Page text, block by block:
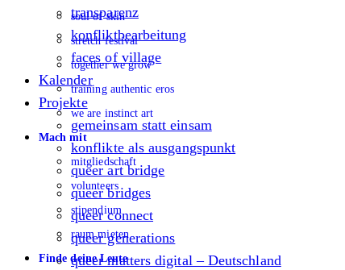
soul of skin
stretch festival
together we grow
training authentic eros
we are instinct art
Mach mit
mitgliedschaft
volunteers
stipendium
raum mieten
Finde deine Leute
transparenz
konfliktbearbeitung
faces of village
Kalender
Projekte
gemeinsam statt einsam
konflikte als ausgangspunkt
queer art bridge
queer bridges
queer connect
queer generations
queer matters digital – Deutschland